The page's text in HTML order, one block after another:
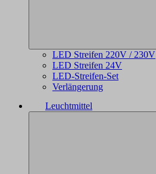
LED Streifen 220V / 230V
LED Streifen 24V
LED-Streifen-Set
Verlängerung
Leuchtmittel